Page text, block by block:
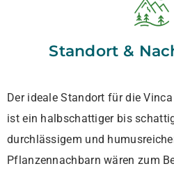
Standort &
Der ideale Standort für die
ist ein halbschattiger bis
durchlässigem und
Pflanzennachbarn wären zum